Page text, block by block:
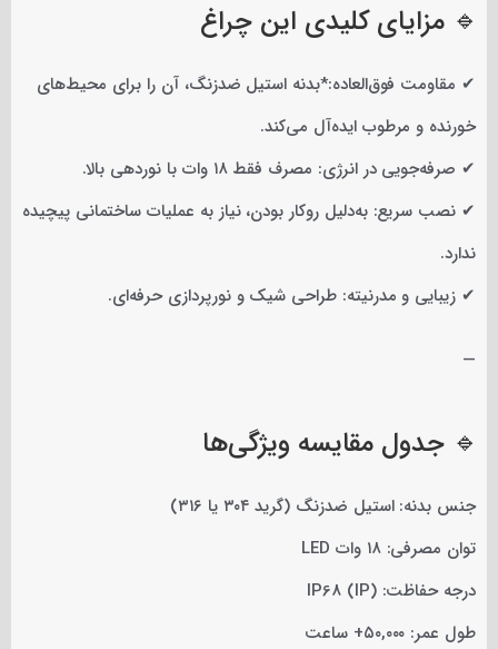
🔹 مزایای کلیدی این چراغ
✔ مقاومت فوق‌العاده:*بدنه استیل ضدزنگ، آن را برای محیط‌های
خورنده و مرطوب ایده‌آل می‌کند.
✔ صرفه‌جویی در انرژی: مصرف فقط ۱۸ وات با نوردهی بالا.
✔ نصب سریع: به‌دلیل روکار بودن، نیاز به عملیات ساختمانی پیچیده
ندارد.
✔ زیبایی و مدرنیته: طراحی شیک و نورپردازی حرفه‌ای.
—
🔹 جدول مقایسه ویژگی‌ها
جنس بدنه: استیل ضدزنگ (گرید ۳۰۴ یا ۳۱۶)
توان مصرفی: ۱۸ وات LED
درجه حفاظت: (IP) IP68
طول عمر: ۵۰,۰۰۰+ ساعت